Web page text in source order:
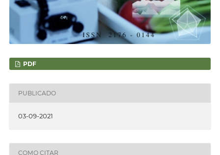
PDF
PUBLICADO
03-09-2021
COMO CITAR